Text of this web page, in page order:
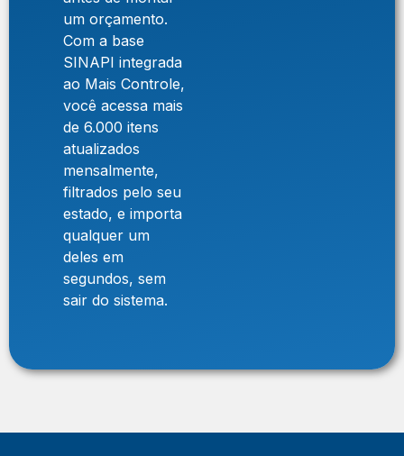
um orçamento.
Com a base
SINAPI integrada
ao Mais Controle,
você acessa mais
de 6.000 itens
atualizados
mensalmente,
filtrados pelo seu
estado, e importa
qualquer um
deles em
segundos, sem
sair do sistema.